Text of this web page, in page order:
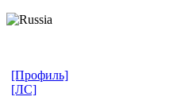
[Профиль]
[ЛС]